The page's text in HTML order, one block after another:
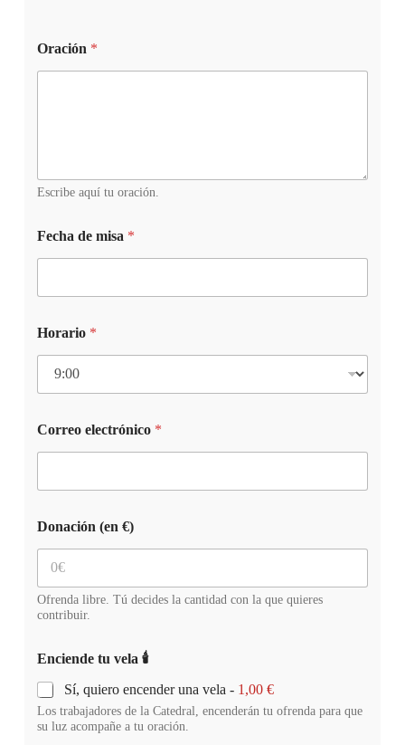
Oración *
Escribe aquí tu oración.
Fecha de misa *
Horario *
Correo electrónico *
Donación (en €)
Ofrenda libre. Tú decides la cantidad con la que quieres
contribuir.
Enciende tu vela 🕯️
Sí, quiero encender una vela - 1,00 €
Los trabajadores de la Catedral, encenderán tu ofrenda para que
su luz acompañe a tu oración.